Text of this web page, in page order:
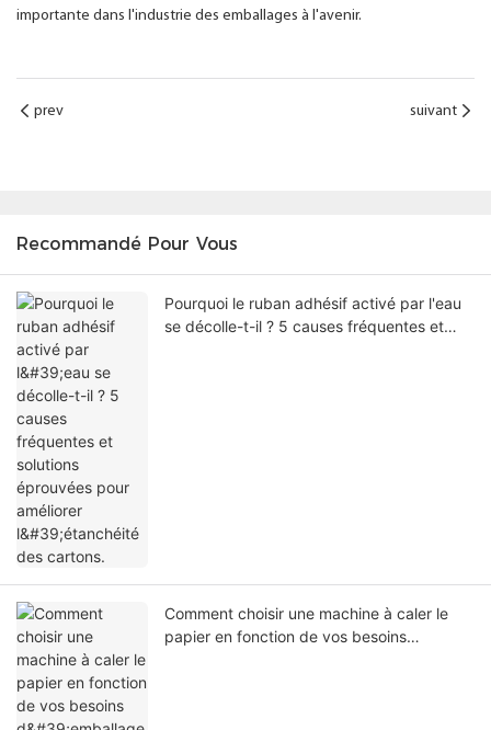
importante dans l'industrie des emballages à l'avenir.
prev suivant
Recommandé Pour Vous
Pourquoi le ruban adhésif activé par l'eau
se décolle-t-il ? 5 causes fréquentes et
Comment choisir une machine à caler le
papier en fonction de vos besoins